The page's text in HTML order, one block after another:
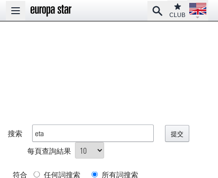
Open main menu
SearchClub
CLUB
Open
搜索
每頁查詢結果
符合 任何詞搜索 所有詞搜索